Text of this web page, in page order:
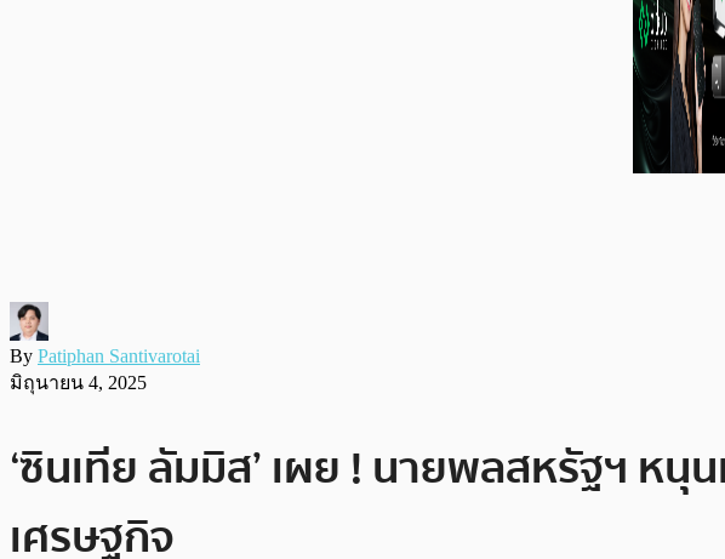
By Patiphan Santivarotai
มิถุนายน 4, 2025
‘ซินเทีย ลัมมิส’ เผย ! นายพลสหรัฐฯ ห
เศรษฐกิจ